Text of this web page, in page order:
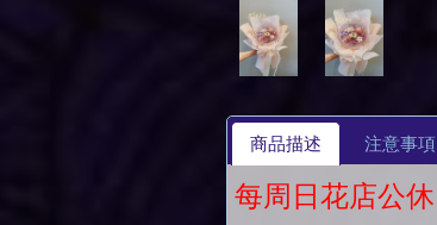
商品描述 注意事項
每周日花店公休